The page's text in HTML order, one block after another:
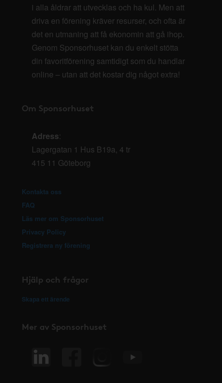
i alla åldrar att utvecklas och ha kul. Men att
driva en förening kräver resurser, och ofta är
det en utmaning att få ekonomin att gå ihop.
Genom Sponsorhuset kan du enkelt stötta
din favoritförening samtidigt som du handlar
online – utan att det kostar dig något extra!
Om Sponsorhuset
Adress:
Lagergatan 1 Hus B19a, 4 tr
415 11 Göteborg
Kontakta oss
FAQ
Läs mer om Sponsorhuset
Privacy Policy
Registrera ny förening
Hjälp och frågor
Skapa ett ärende
Mer av Sponsorhuset